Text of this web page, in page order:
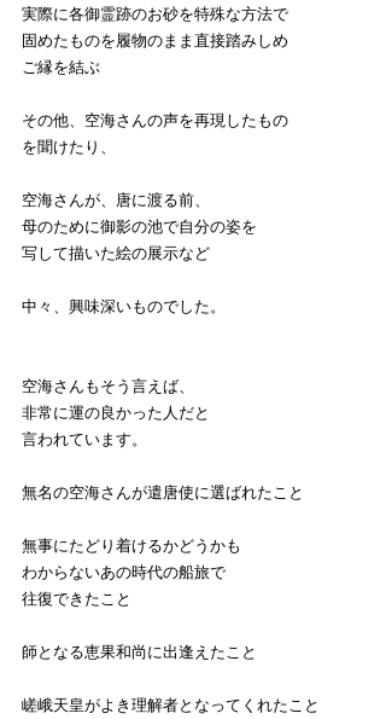
実際に各御霊跡のお砂を特殊な方法で
固めたものを履物のまま直接踏みしめ
ご縁を結ぶ
その他、空海さんの声を再現したもの
を聞けたり、
空海さんが、唐に渡る前、
母のために御影の池で自分の姿を
写して描いた絵の展示など
中々、興味深いものでした。
空海さんもそう言えば、
非常に運の良かった人だと
言われています。
無名の空海さんが遣唐使に選ばれたこと
無事にたどり着けるかどうかも
わからないあの時代の船旅で
往復できたこと
師となる恵果和尚に出逢えたこと
嵯峨天皇がよき理解者となってくれたこと